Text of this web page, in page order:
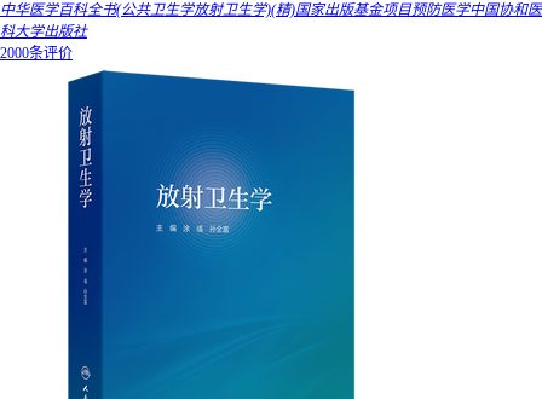
中华医学百科全书(公共卫生学放射卫生学)(精)国家出版基金项目预防医学中国协和医
科大学出版社
2000条评价